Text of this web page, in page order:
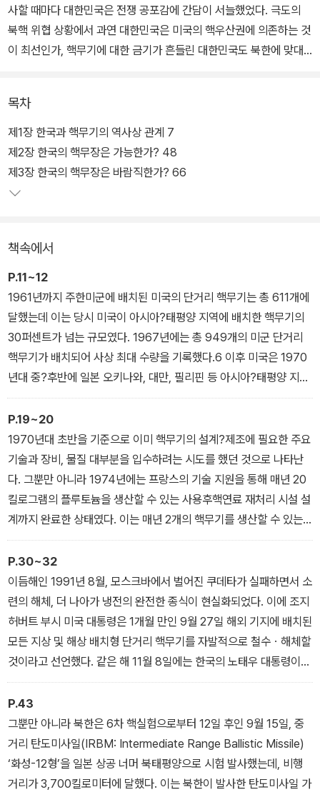
사할 때마다 대한민국은 전쟁 공포감에 간담이 서늘했었다. 극도의
북핵 위협 상황에서 과연 대한민국은 미국의 핵우산권에 의존하는 것
이 최선인가, 핵무기에 대한 금기가 흔들린 대한민국도 북한에 맞대
져가는 실정에서 저자는 한반도와 세계평화의 단초가 될 최선의 정책
대안에 대해 합리와 불합리를 판단하여 다각도로 평가?분석한다. 그
리고……, 그 대안을 제시한다.
목차
제1장 한국과 핵무기의 역사상 관계 7
제2장 한국의 핵무장은 가능한가? 48
제3장 한국의 핵무장은 바람직한가? 66
책속에서
P.11~12
1961년까지 주한미군에 배치된 미국의 단거리 핵무기는 총 611개에
달했는데 이는 당시 미국이 아시아?태평양 지역에 배치한 핵무기의
30퍼센트가 넘는 규모였다. 1967년에는 총 949개의 미군 단거리
핵무기가 배치되어 사상 최대 수량을 기록했다.6 이후 미국은 1970
년대 중?후반에 일본 오키나와, 대만, 필리핀 등 아시아?태평양 지역
대부분에서 핵무기를 철수했지만 한국에서는 600개가량의 단거리
핵무기 배치를 지속했다. 당시 미국은 북한과 중국의 침략으로 한반
도에서 전쟁이 다시 발발할 경우, 이들 단거리 핵무기를 전쟁 초반부
터 적극적으로 동원할 계획을 세우고 있었다. 다시 말해 공산군이 서
울 등 한국의 수도권 지역을 단기간 내에 점령하는 것을 막기 위해 비
무장지대(DMZ)를 비롯한 휴전선 전방 지역에서부터 주한미군의 핵
무기를 사용하여 공산군의 진격을 저지한다는 것이었다.7 이를 위해
주한미군은 자신들의 단거리 핵무기를 전방 지역에 배치시켜 유사시
신속한 동원 태세를 유지했다. 그러나 이는 핵무기를 전방 지역에서
사용함으로써 자칫 수도권까지 방사능 피해에 노출시키는 매우 위험
천만한 전략이었다.
P.19~20
1970년대 초반을 기준으로 이미 핵무기의 설계?제조에 필요한 주요
기술과 장비, 물질 대부분을 입수하려는 시도를 했던 것으로 나타난
다. 그뿐만 아니라 1974년에는 프랑스의 기술 지원을 통해 매년 20
킬로그램의 플루토늄을 생산할 수 있는 사용후핵연료 재처리 시설 설
계까지 완료한 상태였다. 이는 매년 2개의 핵무기를 생산할 수 있는
능력을 제공할 수 있었다. 해당 설계도는 당시 한국원자력연구소 기
술 실무진으로 참여했던 김철 아주대학교 명예교수가 2004년 언론
에 공개했다.17 그리고 1975년에는 핵탄두의 설계까지 마무리 단계
에 있었던 것으로 전해진다. 그러나 한국의 독자적인 핵무기 개발은
끝내 미국에 노출되고 말았다. 미국은 1974년 5월 인도가 세계 6번
째로 핵실험을 실시한 것에 경악했으며, 국무성과 중앙정보국(CIA)
을 중심으로 핵무기 개발을 시도할 가능성이 있는 국가들의 능력과
의도를 파악하는 데 주력했다. 얼마 후 미국은 한국이 핵무기 개발에
필요한 기술과 장비를 확보하려는 움직임이 있음을 깨달았다.
P.30~32
이듬해인 1991년 8월, 모스크바에서 벌어진 쿠데타가 실패하면서 소
련의 해체, 더 나아가 냉전의 완전한 종식이 현실화되었다. 이에 조지
허버트 부시 미국 대통령은 1개월 만인 9월 27일 해외 기지에 배치된
모든 지상 및 해상 배치형 단거리 핵무기를 자발적으로 철수ㆍ해체할
것이라고 선언했다. 같은 해 11월 8일에는 한국의 노태우 대통령이
「한반도 비핵화와 평화 구축에 관한 선언」(이하 「한반도 비핵화 선
언」)을 발표했다. 여기서 노태우 대통령은 “핵에너지를 평화적 목적
을 위해서만 사용하며 핵무기를 제조, 보유, 저장, 배치, 사용하지 않
는다”라고 천명했다. 2개월 전 미국이 선언한 ‘전 세계적인 단거리 핵
무기의 철수ㆍ해체’에 따른 주한미군 핵무기의 철수 현실화를 반영하
고 북한이 국제사회의 핵사찰 요구를 거부하려는 더 이상의 명분을
P.43
그뿐만 아니라 북한은 6차 핵실험으로부터 12일 후인 9월 15일, 중
거리 탄도미사일(IRBM: Intermediate Range Ballistic Missile)
‘화성-12형’을 일본 상공 너머 북태평양으로 시험 발사했는데, 비행
거리가 3,700킬로미터에 달했다. 이는 북한이 발사한 탄도미사일 가